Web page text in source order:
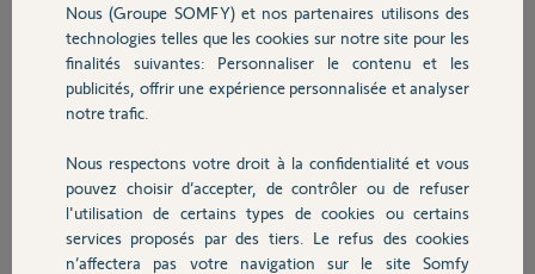
Sécurité
Domotique
Chauffage
Autres produits
il y a plus de 6 ans
Participer au fil de discussion
Réponses
Bonjour,
Nous (Groupe SOMFY) et nos partenaires utilisons des
technologies telles que les cookies sur notre site pour les
finalités suivantes: Personnaliser le contenu et les
publicités, offrir une expérience personnalisée et analyser
notre trafic.
Nous respectons votre droit à la confidentialité et vous
pouvez choisir d’accepter, de contrôler ou de refuser
l'utilisation de certains types de cookies ou certains
services proposés par des tiers. Le refus des cookies
n’affectera pas votre navigation sur le site Somfy